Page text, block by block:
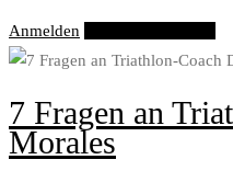
Anmelden
7 Fragen an
Morales